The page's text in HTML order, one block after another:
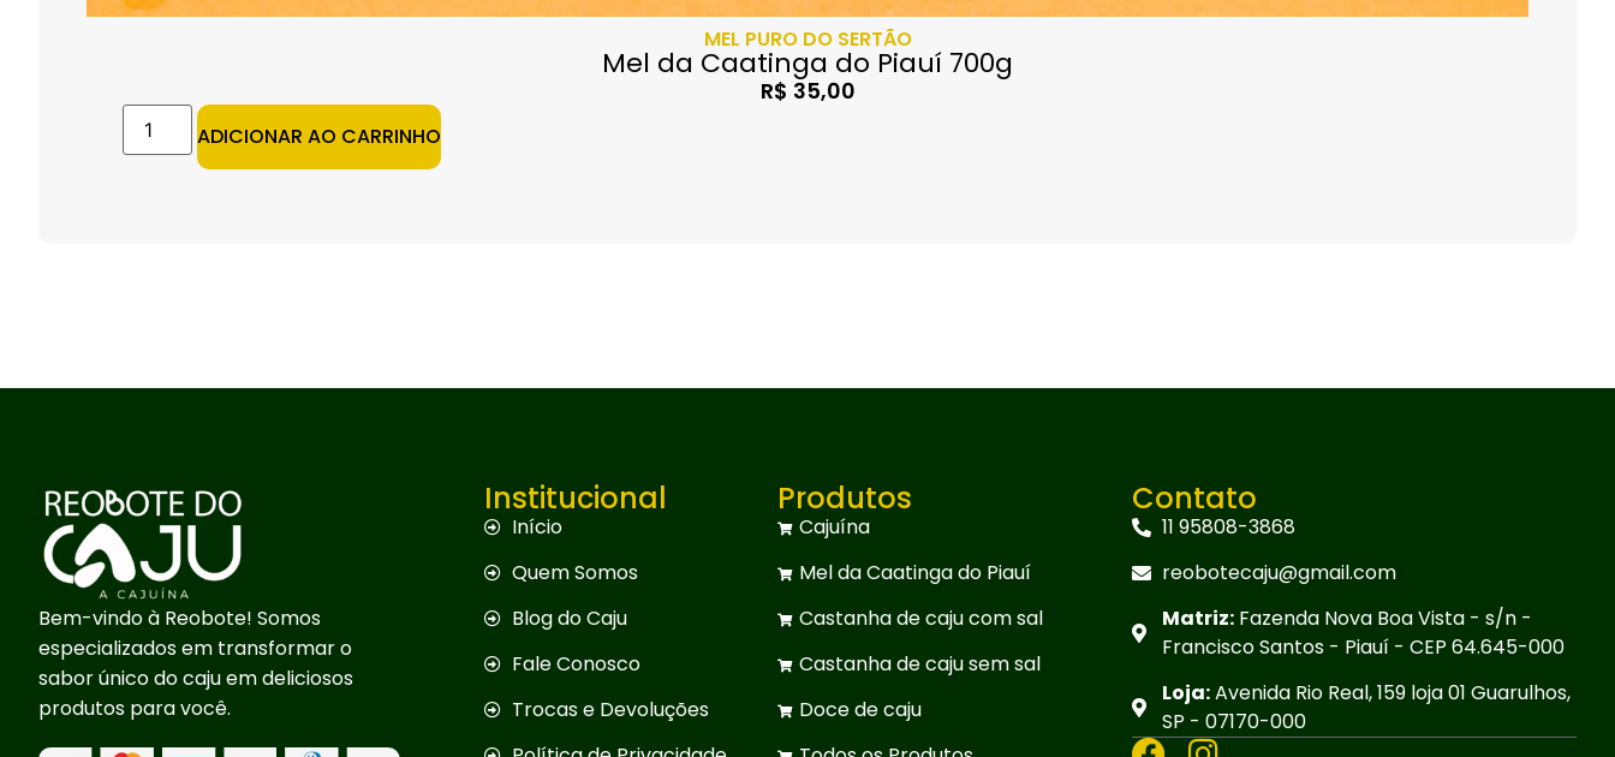
MEL PURO DO SERTÃO
Mel da Caatinga do Piauí 700g
R$ 35,00
ADICIONAR AO CARRINHO
Bem-vindo à Reobote! Somos
especializados em transformar o
sabor único do caju em deliciosos
produtos para você.
Institucional
Início
Quem Somos
Blog do Caju
Fale Conosco
Trocas e Devoluções
Produtos
Cajuína
Mel da Caatinga do Piauí
Castanha de caju com sal
Castanha de caju sem sal
Doce de caju
Contato
11 95808-3868
reobotecaju@gmail.com
Matriz: Fazenda Nova Boa Vista - s/n -
Francisco Santos - Piauí - CEP 64.645-000
Loja:Avenida Rio Real, 159 loja 01 Guarulhos,
SP - 07170-000